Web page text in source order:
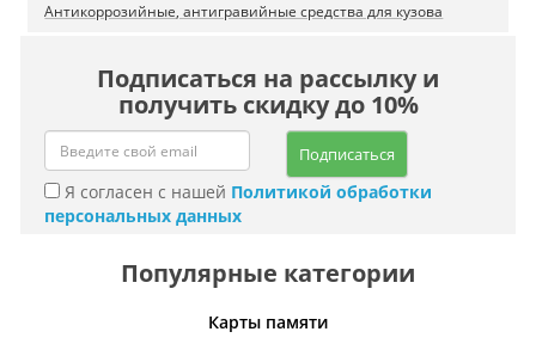
Антикоррозийные, антигравийные средства для кузова
Подписаться на рассылку и
получить скидку до 10%
Подписаться
Я согласен с нашей Политикой обработки
персональных данных
Популярные категории
Карты памяти